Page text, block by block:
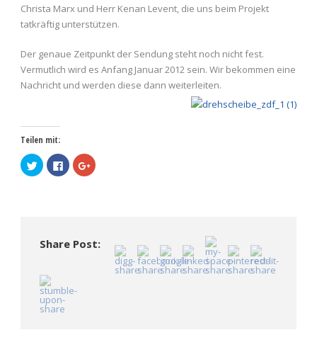
Christa Marx und Herr Kenan Levent, die uns beim Projekt
tatkräftig unterstützen.
Der genaue Zeitpunkt der Sendung steht noch nicht fest.
Vermutlich wird es Anfang Januar 2012 sein. Wir bekommen eine
Nachricht und werden diese dann weiterleiten.
Teilen mit:
Klick,
um
über
Fenster
geöffnet)
Klick,
um
Fenster
geöffnet)
Zum
Teilen
geöffnet)
Share Post: